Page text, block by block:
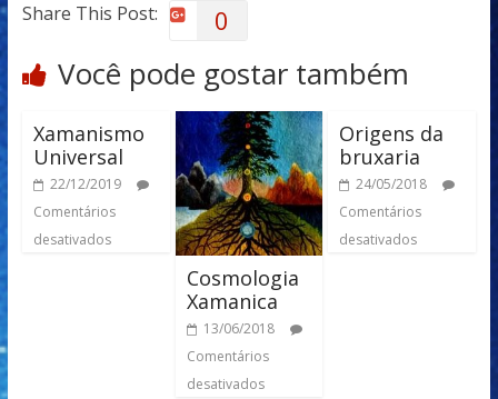
Share This Post: 0
Você pode gostar também
Xamanismo
Universal
22/12/2019
Comentários
desativados
Cosmologia
Xamanica
13/06/2018
Comentários
desativados
Origens da
bruxaria
24/05/2018
Comentários
desativados